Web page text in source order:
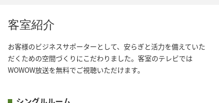
客室紹介
お客様のビジネスサポーターとして、安らぎと活力を備えていた
だくための空間づくりにこだわりました。客室のテレビでは
WOWOW放送を無料でご視聴いただけます。